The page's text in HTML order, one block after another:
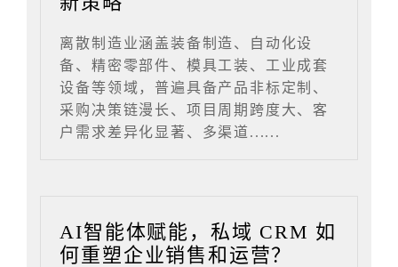
离散制造业涵盖装备制造、自动化设
备、精密零部件、模具工装、工业成套
设备等领域，普遍具备产品非标定制、
采购决策链漫长、项目周期跨度大、客
户需求差异化显著、多渠道......
AI智能体赋能，私域 CRM 如
何重塑企业销售和运营？